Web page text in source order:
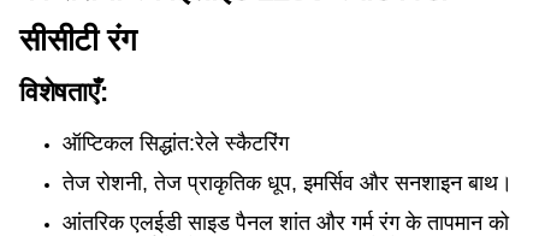
सीसीटी रंग
विशेषताएँ:
ऑप्टिकल सिद्धांत:रेले स्कैटरिंग
तेज रोशनी, तेज प्राकृतिक धूप, इमर्सिव और सनशाइन बाथ।
आंतरिक एलईडी साइड पैनल शांत और गर्म रंग के तापमान को